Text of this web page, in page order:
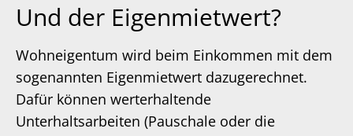
Und der Eigenmietwert?
Wohneigentum wird beim Einkommen mit dem
sogenannten Eigenmietwert dazugerechnet.
Dafür können werterhaltende
Unterhaltsarbeiten (Pauschale oder die